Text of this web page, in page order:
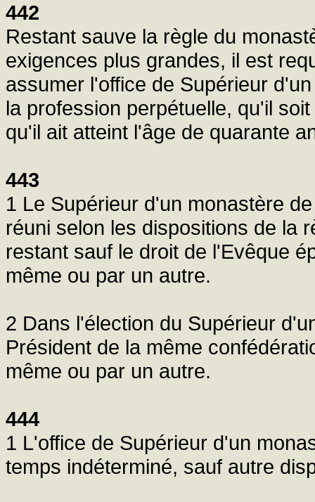
442
Restant sauve la règle du
exigences plus grandes, il est
assumer l'office de Supérieur
la profession perpétuelle, qu'il
qu'il ait atteint l'âge de quarante
443
1 Le Supérieur d'un monastère
réuni selon les dispositions de la
restant sauf le droit de l'Evêque
même ou par un autre.
2 Dans l'élection du Supérieur
Président de la même
même ou par un autre.
444
1 L'office de Supérieur d'un
temps indéterminé, sauf autre